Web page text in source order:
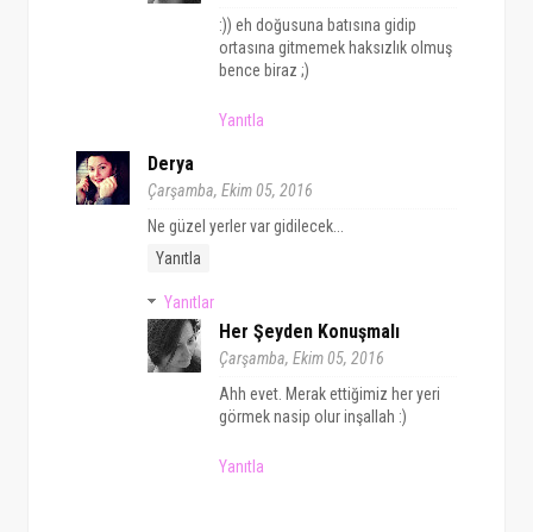
:)) eh doğusuna batısına gidip
ortasına gitmemek haksızlık olmuş
bence biraz ;)
Yanıtla
Derya
Çarşamba, Ekim 05, 2016
Ne güzel yerler var gidilecek...
Yanıtla
Yanıtlar
Her Şeyden Konuşmalı
Çarşamba, Ekim 05, 2016
Ahh evet. Merak ettiğimiz her yeri
görmek nasip olur inşallah :)
Yanıtla